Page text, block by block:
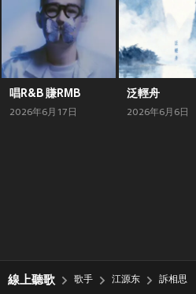
唱R&B 賺RMB
2026年6月17日
泛輕舟
2026年6月6日
線上聽歌 歌手 江源东 訴相思